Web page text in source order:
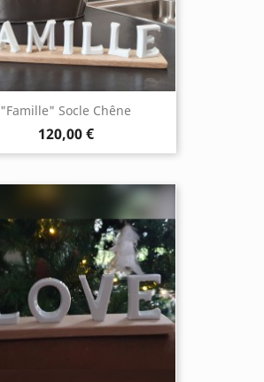
"Famille" Socle Chêne
120,00 €